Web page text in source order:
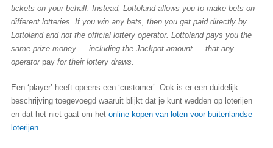
tickets on your behalf. Instead, Lottoland allows you to make bets on
different lotteries. If you win any bets, then you get paid directly by
Lottoland and not the official lottery operator. Lottoland pays you the
same prize money — including the Jackpot amount — that any
operator payfor their lottery draws.
Een ‘player’ heeft opeens een ‘customer’. Ook is er een duidelijk
beschrijving toegevoegd waaruit blijkt dat je kunt wedden op loterijen
en dat het niet gaat om het online kopen van loten voor buitenlandse
loterijen.